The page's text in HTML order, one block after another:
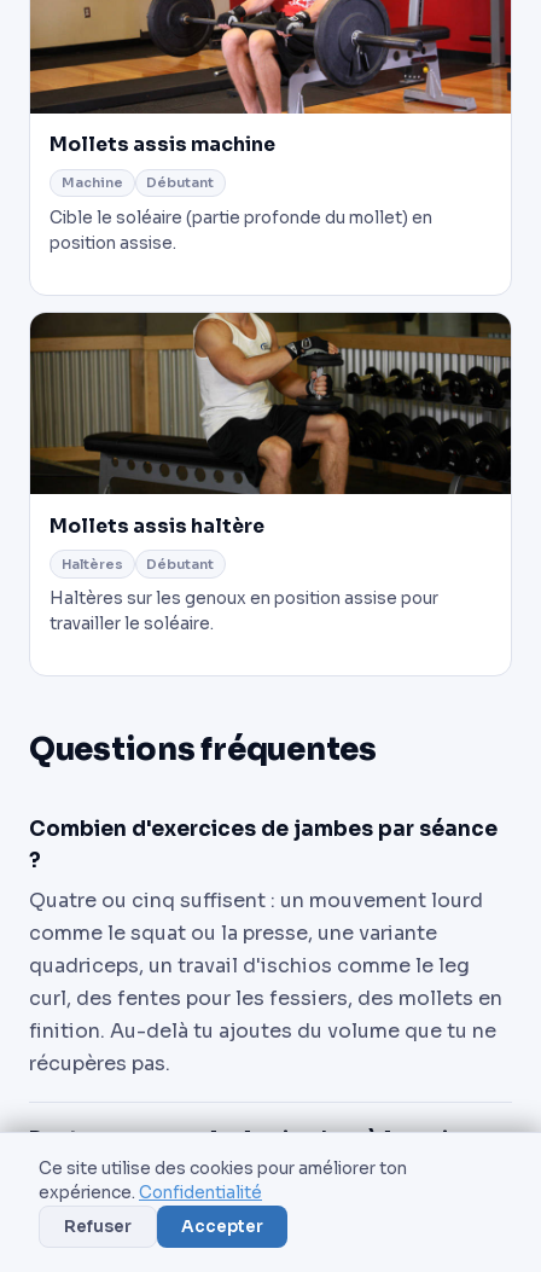
Mollets assis machine
Machine Débutant
Cible le soléaire (partie profonde du mollet) en
position assise.
Mollets assis haltère
Haltères Débutant
Haltères sur les genoux en position assise pour
travailler le soléaire.
Questions fréquentes
Combien d'exercices de jambes par séance
?
Quatre ou cinq suffisent : un mouvement lourd
comme le squat ou la presse, une variante
quadriceps, un travail d'ischios comme le leg
curl, des fentes pour les fessiers, des mollets en
finition. Au-delà tu ajoutes du volume que tu ne
récupères pas.
Peut-on se muscler les jambes à la maison
sans matériel ?
Oui. Squat goblet avec un sac à dos lesté, fentes
poids du corps, squat bulgare un pied sur une
Ce site utilise des cookies pour améliorer ton
expérience. Confidentialité
Refuser
Accepter